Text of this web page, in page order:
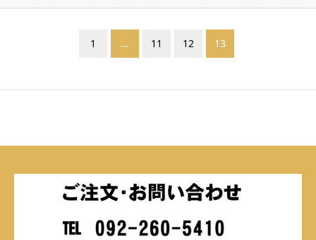
1 … 11 12 13